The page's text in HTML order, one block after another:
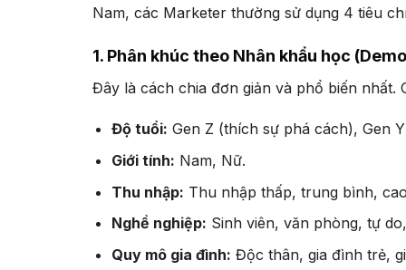
Nam, các Marketer thường sử dụng 4 tiêu
1. Phân khúc theo Nhân khẩu học
Đây là cách chia đơn giản và phổ biến nhất.
Độ tuổi: Gen Z (thích sự phá cách), Gen
Giới tính: Nam, Nữ.
Thu nhập: Thu nhập thấp, trung bình,
Nghề nghiệp: Sinh viên, văn phòng, tự
Quy mô gia đình: Độc thân, gia đình trẻ,